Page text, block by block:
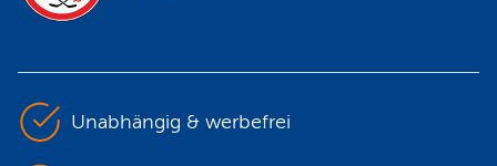
Unabhängig & werbefrei